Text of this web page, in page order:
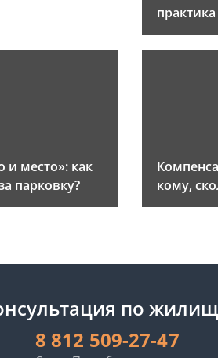
и место»: как
парковку?
кому,
по
8 812 509-27-47